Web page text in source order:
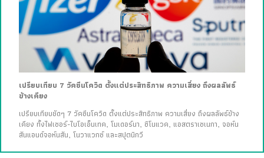
เปรียบเทียบ 7 วัคซีนโควิด ตั้งแต่ประสิทธิภาพ ความเสี่ยง ถึงผลลัพธ์
ข้างเคียง
เปรียบเทียบชัดๆ 7 วัคซีนโควิด ตั้งแต่ประสิทธิภาพ ความเสี่ยง ถึงผลลัพธ์ข้าง
เคียง ทั้งไฟเซอร์-ไบโอเอ็นเทค, โมเดอร์นา, ซิโนแวค, แอสตราเซเนกา, จอห์น
สันแอนด์จอห์นสัน, โนวาแวกซ์ และสปุตนิกวี